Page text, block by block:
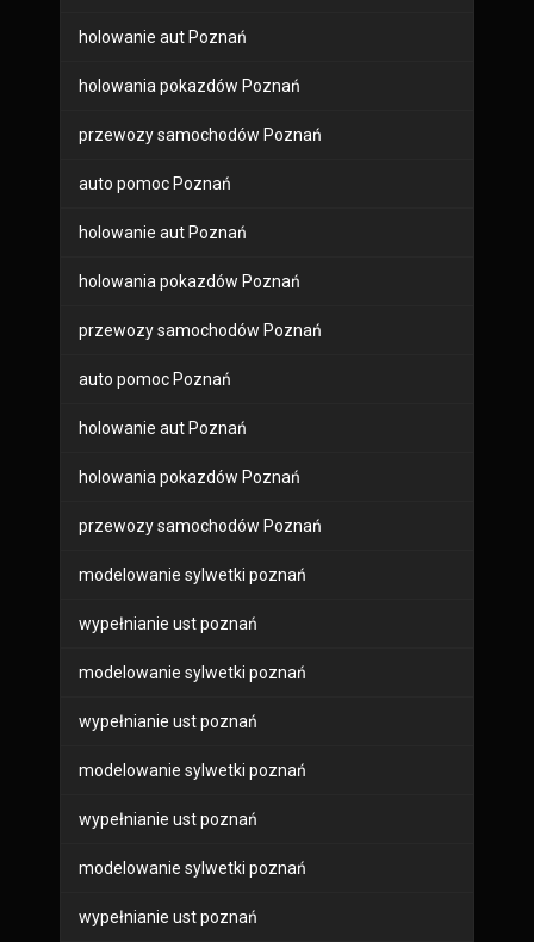
holowanie aut Poznań
holowania pokazdów Poznań
przewozy samochodów Poznań
auto pomoc Poznań
holowanie aut Poznań
holowania pokazdów Poznań
przewozy samochodów Poznań
auto pomoc Poznań
holowanie aut Poznań
holowania pokazdów Poznań
przewozy samochodów Poznań
modelowanie sylwetki poznań
wypełnianie ust poznań
modelowanie sylwetki poznań
wypełnianie ust poznań
modelowanie sylwetki poznań
wypełnianie ust poznań
modelowanie sylwetki poznań
wypełnianie ust poznań